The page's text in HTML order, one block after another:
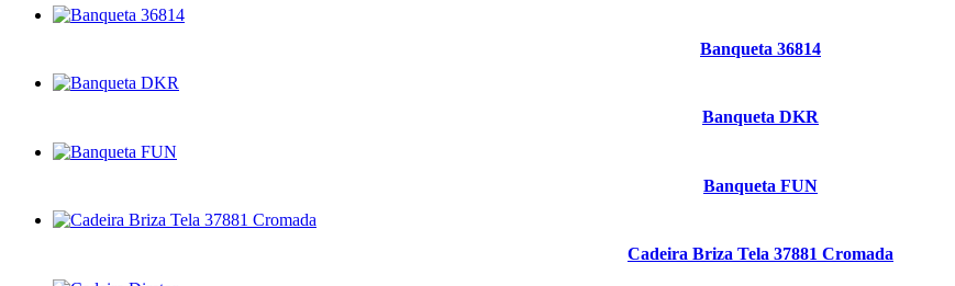
Banqueta 36814
Banqueta DKR
Banqueta FUN
Cadeira Briza Tela 37881 Cromada